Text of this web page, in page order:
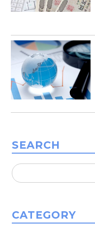
SEARCH
検
索:
CATEGORY